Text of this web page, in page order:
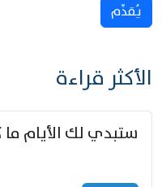
يُقدِّم
الأكثر قراءة